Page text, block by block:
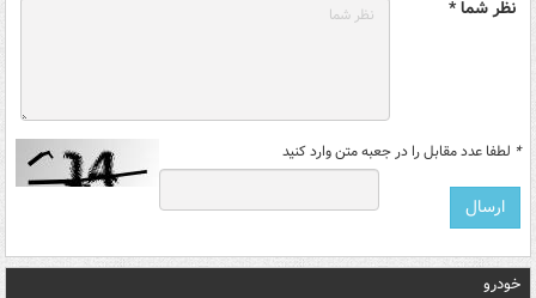
نظر شما *
* لطفا عدد مقابل را در جعبه متن وارد کنید
خودرو